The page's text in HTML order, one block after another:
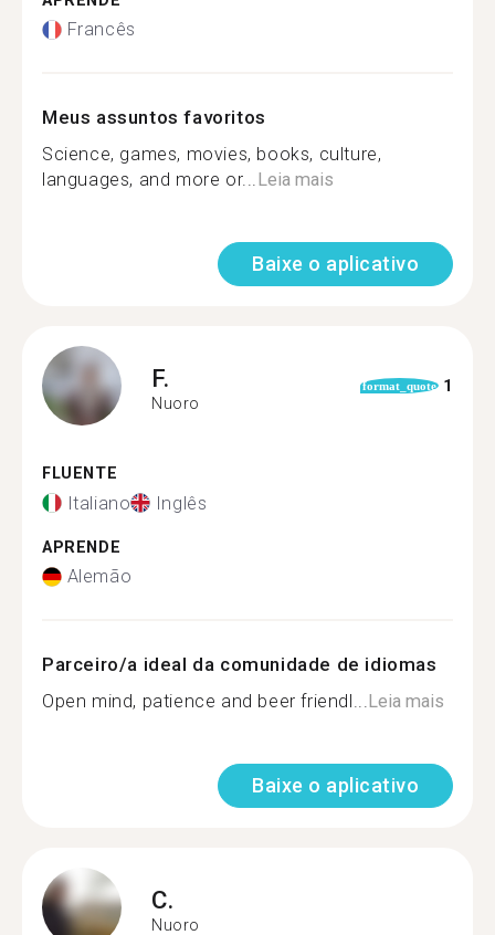
Francês
Meus assuntos favoritos
Science, games, movies, books, culture,
languages, and more or...Leia mais
Baixe o aplicativo
F.
Nuoro
format_quote 1
FLUENTE
Italiano Inglês
APRENDE
Alemão
Parceiro/a ideal da comunidade de idiomas
Open mind, patience and beer friendl...Leia mais
Baixe o aplicativo
C.
Nuoro